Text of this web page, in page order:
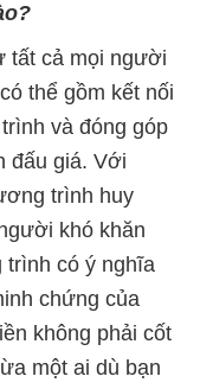
tất cả mọi người
thể gồm kết nối
và đóng góp
đấu giá. Với
trình huy
khó khăn
trình có ý nghĩa
chứng của
không phải cốt
một ai dù bạn